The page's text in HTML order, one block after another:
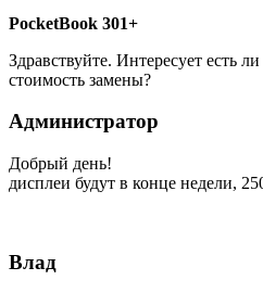
PocketBook 301+
Здравствуйте. Интересует есть
стоимость замены?
Администратор
Добрый день!
дисплеи будут в конце недели,
Влад